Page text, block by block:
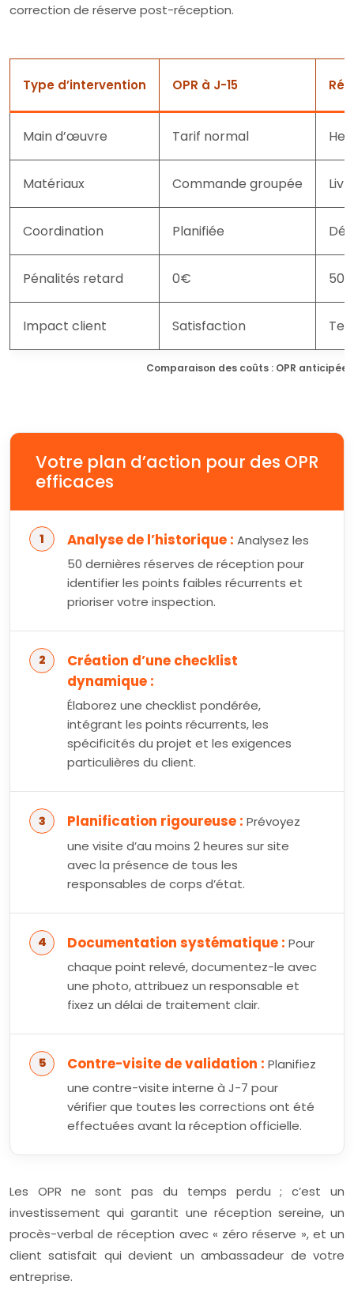
correction de réserve post-réception.
Comparaison des coûts : OPR
Type d’intervention OPR à J-15
Main d’œuvre Tarif normal
Matériaux Commande groupée
Coordination Planifiée
Pénalités retard 0€
Impact client Satisfaction
Votre plan d’action pour des OPR
efficaces
Analyse de l’historique : Analysez les
50 dernières réserves de réception pour
identifier les points faibles récurrents et
prioriser votre inspection.
Création d’une checklist
dynamique :
Élaborez une checklist pondérée,
intégrant les points récurrents, les
spécificités du projet et les exigences
particulières du client.
Planification rigoureuse : Prévoyez
une visite d’au moins 2 heures sur site
avec la présence de tous les
responsables de corps d’état.
Documentation systématique : Pour
chaque point relevé, documentez-le avec
une photo, attribuez un responsable et
fixez un délai de traitement clair.
Contre-visite de validation : Planifiez
une contre-visite interne à J-7 pour
vérifier que toutes les corrections ont été
effectuées avant la réception officielle.
Les OPR ne sont pas du temps perdu ; c’est un
investissement qui garantit une réception sereine, un
procès-verbal de réception avec « zéro réserve », et un
client satisfait qui devient un ambassadeur de votre
entreprise.